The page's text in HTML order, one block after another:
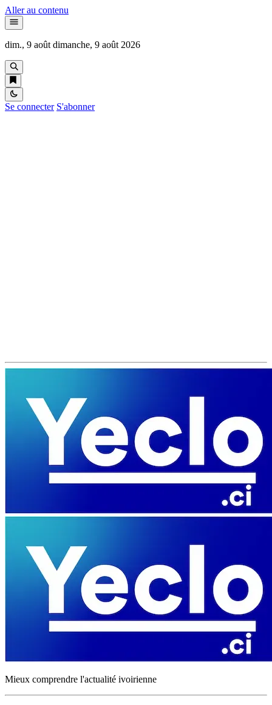
Aller au contenu
dim., 9 août dimanche, 9 août 2026
Se connecter S'abonner
Mieux comprendre l'actualité ivoirienne